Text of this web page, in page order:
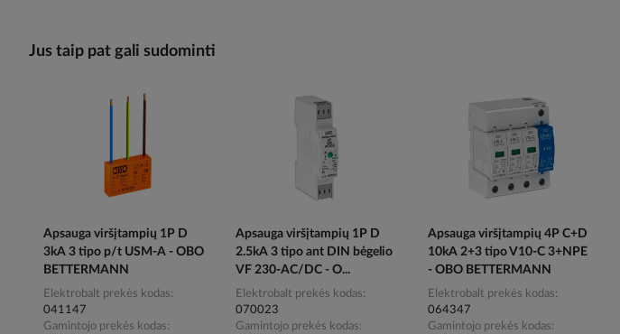
Jus taip pat gali sudominti
Apsauga viršįtampių 1P D
3kA 3 tipo p/t USM-A - OBO
BETTERMANN
Elektrobalt prekės kodas
041147
Gamintojo prekės kodas
Apsauga viršįtampių 1P D
2.5kA 3 tipo ant DIN bėgelio
VF 230-AC/DC - O...
Elektrobalt prekės kodas
070023
Gamintojo prekės kodas
Apsauga viršįtampių 4P C+D
10kA 2+3 tipo V10-C 3+NPE
- OBO BETTERMANN
Elektrobalt prekės kodas
064347
Gamintojo prekės kodas